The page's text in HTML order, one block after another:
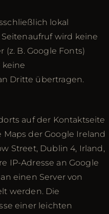
lokal
wird keine
B. Google Fonts)
keine
Dritte übertragen.
auf der Kontaktseite
der Google Ireland
Street, Dublin 4, Irland,
IP-Adresse an Google
einen Server von
werden. Die
einer leichten